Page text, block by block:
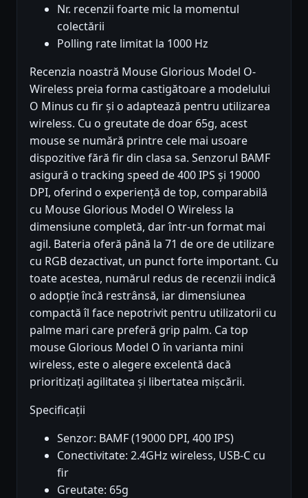
Nr. recenzii foarte mic la momentul
colectării
Polling rate limitat la 1000 Hz
Recenzia noastră Mouse Glorious Model O-
Wireless preia forma castigătoare a modelului
O Minus cu fir și o adaptează pentru utilizarea
wireless. Cu o greutate de doar 65g, acest
mouse se numără printre cele mai usoare
dispozitive fără fir din clasa sa. Senzorul BAMF
asigură o tracking speed de 400 IPS și 19000
DPI, oferind o experiență de top, comparabilă
cu Mouse Glorious Model O Wireless la
dimensiune completă, dar într-un format mai
agil. Bateria oferă până la 71 de ore de utilizare
cu RGB dezactivat, un punct forte important. Cu
toate acestea, numărul redus de recenzii indică
o adopție încă restrânsă, iar dimensiunea
compactă îl face nepotrivit pentru utilizatorii cu
palme mari care preferă grip palm. Ca top
mouse Glorious Model O în varianta mini
wireless, este o alegere excelentă dacă
prioritizați agilitatea și libertatea mișcării.
Specificații
Senzor: BAMF (19000 DPI, 400 IPS)
Conectivitate: 2.4GHz wireless, USB-C cu
fir
Greutate: 65g